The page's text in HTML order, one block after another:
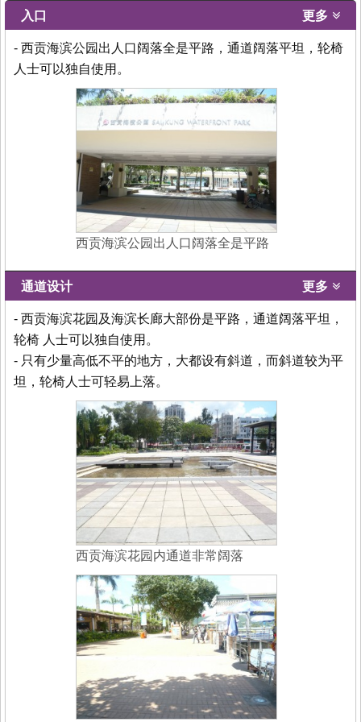
入口 更多
- 西贡海滨公园出人口阔落全是平路，通道阔落平坦，轮椅
人士可以独自使用。
西贡海滨公园出人口阔落全是平路
通道设计 更多
- 西贡海滨花园及海滨长廊大部份是平路，通道阔落平坦，
轮椅 人士可以独自使用。
- 只有少量高低不平的地方，大都设有斜道，而斜道较为平
坦，轮椅人士可轻易上落。
西贡海滨花园内通道非常阔落